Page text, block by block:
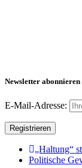
Newsletter abonnieren
E-Mail-Adresse:
„Haltung“
Politische